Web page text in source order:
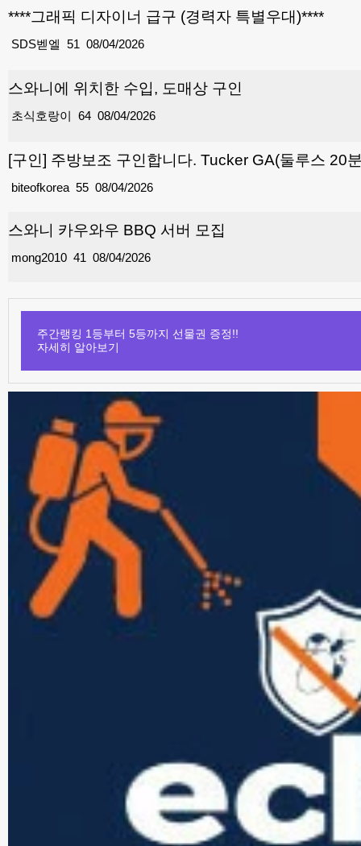
****그래픽 디자이너 급구 (경력자 특별우대)****
51
SDS벧엘 08/04/2026
스와니에 위치한 수입, 도매상 구인
64
초식호랑이 08/04/2026
[구인] 주방보조 구인합니다. Tucker GA(둘루스 20
55
biteofkorea 08/04/2026
스와니 카우와우 BBQ 서버 모집
41
mong2010 08/04/2026
주간랭킹 1등부터 5등까지 선물권 증정!!
자세히 알아보기